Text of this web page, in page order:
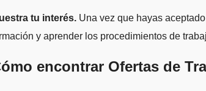
tu interés. Una vez que hayas
y aprender los procedimientos de
encontrar Ofertas de